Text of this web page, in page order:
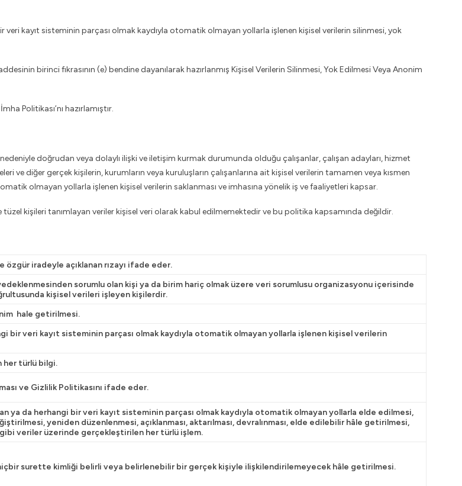
kayıt sisteminin parçası olmak kaydıyla otomatik olmayan yollarla işlenen kişisel verilerin silinmesi, yok
birinci fıkrasının (e) bendine dayanılarak hazırlanmış Kişisel Verilerin Silinmesi, Yok Edilmesi Veya Anonim
Politikası’nı hazırlamıştır.
doğrudan veya dolaylı ilişki ve iletişim kurmak durumunda olduğu çalışanlar, çalışan adayları, hizmet
ve diğer gerçek kişilerin, kurumların veya kuruluşların çalışanlarına ait kişisel verilerin tamamen veya kısmen
olmayan yollarla işlenen kişisel verilerin saklanması ve imhasına yönelik iş ve faaliyetleri kapsar.
kişileri tanımlayan veriler kişisel veri olarak kabul edilmemektedir ve bu politika kapsamında değildir.
iradeyle açıklanan rızayı ifade eder.
sorumlu olan kişi ya da birim hariç olmak üzere veri sorumlusu organizasyonu içerisinde
kişisel verileri işleyen kişilerdir.
hale getirilmesi.
bir veri kayıt sisteminin parçası olmak kaydıyla otomatik olmayan yollarla işlenen kişisel verilerin
her türlü bilgi.
ve Gizlilik Politikasını ifade eder.
ya da herhangi bir veri kayıt sisteminin parçası olmak kaydıyla otomatik olmayan yollarla elde edilmesi,
yeniden düzenlenmesi, açıklanması, aktarılması, devralınması, elde edilebilir hâle getirilmesi,
gibi veriler üzerinde gerçekleştirilen her türlü işlem.
surette kimliği belirli veya belirlenebilir bir gerçek kişiyle ilişkilendirilemeyecek hâle getirilmesi.